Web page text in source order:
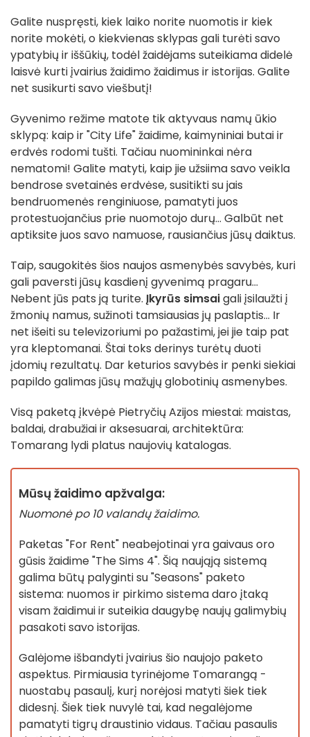
Galite nuspręsti, kiek laiko norite nuomotis ir kiek
norite mokėti, o kiekvienas sklypas gali turėti savo
ypatybių ir iššūkių, todėl žaidėjams suteikiama didelė
laisvė kurti įvairius žaidimo žaidimus ir istorijas. Galite
net susikurti savo viešbutį!
Gyvenimo režime matote tik aktyvaus namų ūkio
sklypą: kaip ir "City Life" žaidime, kaimyniniai butai ir
erdvės rodomi tušti. Tačiau nuomininkai nėra
nematomi! Galite matyti, kaip jie užsiima savo veikla
bendrose svetainės erdvėse, susitikti su jais
bendruomenės renginiuose, pamatyti juos
protestuojančius prie nuomotojo durų... Galbūt net
aptiksite juos savo namuose, rausiančius jūsų daiktus.
Taip, saugokitės šios naujos asmenybės savybės, kuri
gali paversti jūsų kasdienį gyvenimą pragaru...
Nebent jūs pats ją turite. Įkyrūs simsaigali įsilaužti į
žmonių namus, sužinoti tamsiausias jų paslaptis... Ir
net išeiti su televizoriumi po pažastimi, jei jie taip pat
yra kleptomanai. Štai toks derinys turėtų duoti
įdomių rezultatų. Dar keturios savybės ir penki siekiai
papildo galimas jūsų mažųjų globotinių asmenybes.
Visą paketą įkvėpė Pietryčių Azijos miestai: maistas,
baldai, drabužiai ir aksesuarai, architektūra:
Tomarang lydi platus naujovių katalogas.
Mūsų žaidimo apžvalga:
Nuomonė po 10 valandų žaidimo.
Paketas "For Rent" neabejotinai yra gaivaus oro
gūsis žaidime "The Sims 4". Šią naująją sistemą
galima būtų palyginti su "Seasons" paketo
sistema: nuomos ir pirkimo sistema daro įtaką
visam žaidimui ir suteikia daugybę naujų galimybių
pasakoti savo istorijas.
Galėjome išbandyti įvairius šio naujojo paketo
aspektus. Pirmiausia tyrinėjome Tomarangą -
nuostabų pasaulį, kurį norėjosi matyti šiek tiek
didesnį. Šiek tiek nuvylė tai, kad negalėjome
pamatyti tigrų draustinio vidaus. Tačiau pasaulis